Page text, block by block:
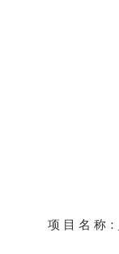
项 目 名 称：